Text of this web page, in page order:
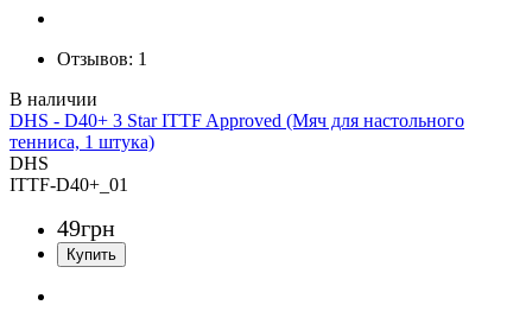
Отзывов: 1
DHS - D40+ 3 Star ITTF Approved (Мяч для настольного
тенниса, 1 штука)
DHS
ITTF-D40+_01
49грн